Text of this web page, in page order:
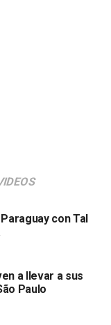
con Tal
a llevar a sus
Paulo